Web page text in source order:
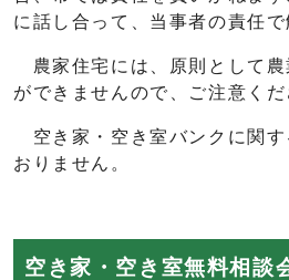
に話し合って、当事者の責任で
農家住宅には、原則として農
ができませんので、ご注意くだ
空き家・空き室バンクに関す
おりません。
空き家・空き室無料相談